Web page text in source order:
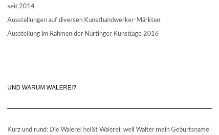
seit 2014
Ausstellungen auf diversen Kunsthandwerker-Märkten
Ausstellung im Rahmen der Nürtinger Kunsttage 2016
UND WARUM WALEREI?
Kurz und rund: Die Walerei heißt Walerei, weil Walter mein Geburtsname